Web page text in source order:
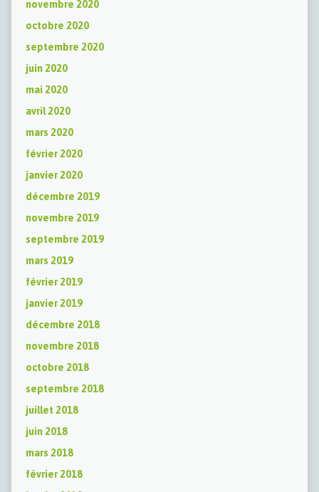
novembre 2020
octobre 2020
septembre 2020
juin 2020
mai 2020
avril 2020
mars 2020
février 2020
janvier 2020
décembre 2019
novembre 2019
septembre 2019
mars 2019
février 2019
janvier 2019
décembre 2018
novembre 2018
octobre 2018
septembre 2018
juillet 2018
juin 2018
mars 2018
février 2018